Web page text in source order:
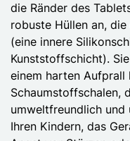
die Ränder des
robuste Hüllen an,
(eine innere
Kunststoffschicht).
einem harten
Schaumstoffschalen,
umweltfreundlich
Ihren Kindern, das